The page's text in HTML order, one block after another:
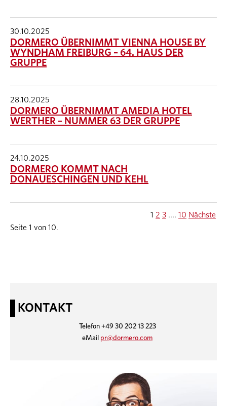
30.10.2025
DORMERO ÜBERNIMMT VIENNA HOUSE BY
WYNDHAM FREIBURG – 64. HAUS DER
GRUPPE
28.10.2025
DORMERO ÜBERNIMMT AMEDIA HOTEL
WERTHER – NUMMER 63 DER GRUPPE
24.10.2025
DORMERO KOMMT NACH
DONAUESCHINGEN UND KEHL
Seite 1 von 10.
1 2 3 .... 10 Nächste
KONTAKT
Telefon +49 30 202 13 223
eMail pr@dormero.com